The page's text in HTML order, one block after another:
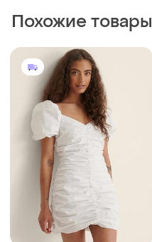
Похожие товары